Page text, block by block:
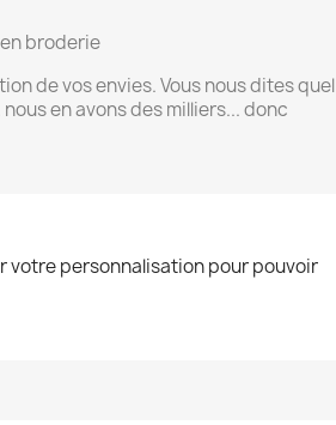
broderie
de vos envies. Vous nous dites quel
en avons des milliers... donc
votre personnalisation pour pouvoir